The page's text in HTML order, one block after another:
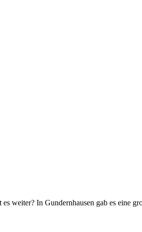
weiter? In Gundernhausen gab es eine